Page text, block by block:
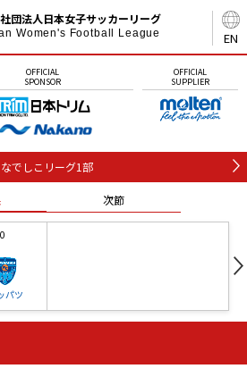
EN
団法人日本女子サッカーリーグ
Women's Football League
OFFICIAL
SPONSOR
OFFICIAL
SUPPLIER
なでしこリーグ1部
次節
パツ
石人の星